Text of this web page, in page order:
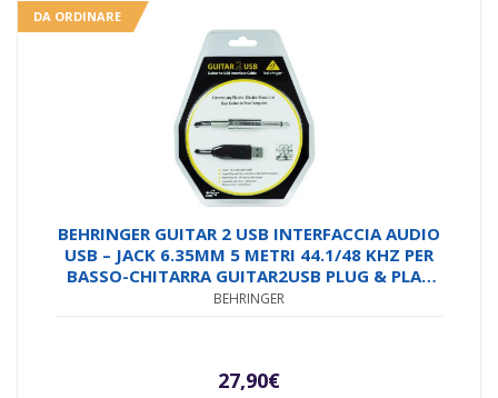
originale
era:
6,90€.
DA ORDINARE
BEHRINGER GUITAR 2 USB INTERFACCIA AUDIO
USB – JACK 6.35MM 5 METRI 44.1/48 KHZ PER
BASSO-CHITARRA GUITAR2USB PLUG & PLAY
PC MAC DAW
BEHRINGER
27,90€